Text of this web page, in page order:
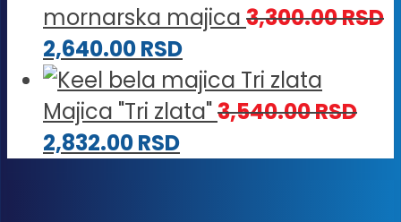
od
mornarska majica 3,300.00RSD
2,640.00RSD
Majica "Tri zlata"3,540.00RSD
2,832.00RSD